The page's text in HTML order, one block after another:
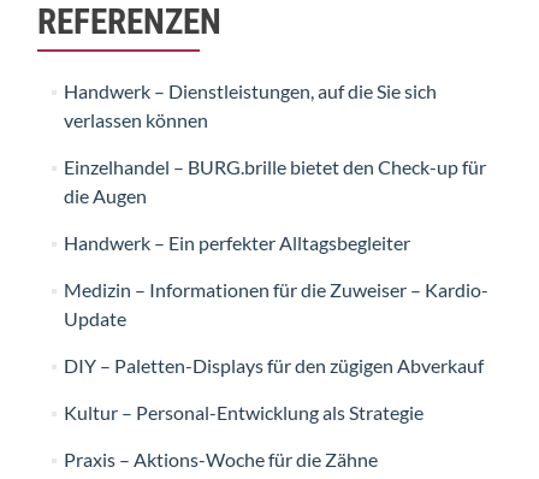
REFERENZEN
Handwerk – Dienstleistungen, auf die Sie sich
verlassen können
Einzelhandel – BURG.brille bietet den Check-up für
die Augen
Handwerk – Ein perfekter Alltagsbegleiter
Medizin – Informationen für die Zuweiser – Kardio-
Update
DIY – Paletten-Displays für den zügigen Abverkauf
Kultur – Personal-Entwicklung als Strategie
Praxis – Aktions-Woche für die Zähne